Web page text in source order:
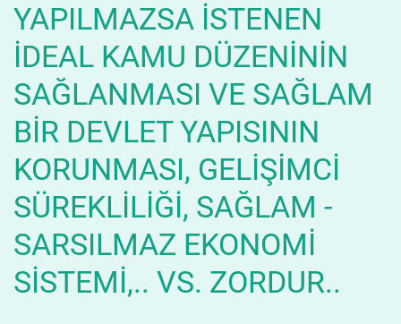
YAPILMAZSA İSTENEN
İDEAL KAMU DÜZENİNİN
SAĞLANMASI VE SAĞLAM
BİR DEVLET YAPISININ
KORUNMASI, GELİŞİMCİ
SÜREKLİLİĞİ, SAĞLAM -
SARSILMAZ EKONOMİ
SİSTEMİ,.. VS. ZORDUR..